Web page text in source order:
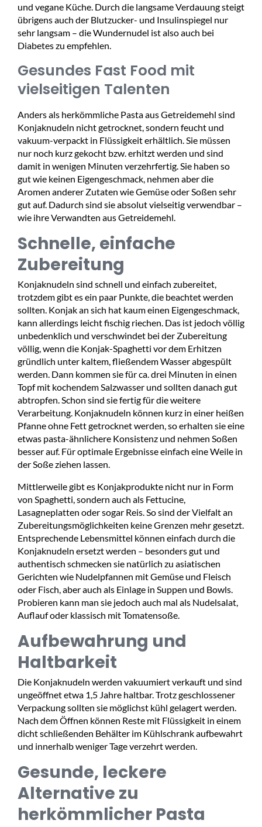
und vegane Küche. Durch die langsame Verdauung steigt
übrigens auch der Blutzucker- und Insulinspiegel nur
sehr langsam – die Wundernudel ist also auch bei
Diabetes zu empfehlen.
Gesundes Fast Food mit
vielseitigen Talenten
Anders als herkömmliche Pasta aus Getreidemehl sind
Konjaknudeln nicht getrocknet, sondern feucht und
vakuum-verpackt in Flüssigkeit erhältlich. Sie müssen
nur noch kurz gekocht bzw. erhitzt werden und sind
damit in wenigen Minuten verzehrfertig. Sie haben so
gut wie keinen Eigengeschmack, nehmen aber die
Aromen anderer Zutaten wie Gemüse oder Soßen sehr
gut auf. Dadurch sind sie absolut vielseitig verwendbar –
wie ihre Verwandten aus Getreidemehl.
Schnelle, einfache
Zubereitung
Konjaknudeln sind schnell und einfach zubereitet,
trotzdem gibt es ein paar Punkte, die beachtet werden
sollten. Konjak an sich hat kaum einen Eigengeschmack,
kann allerdings leicht fischig riechen. Das ist jedoch völlig
unbedenklich und verschwindet bei der Zubereitung
völlig, wenn die Konjak-Spaghetti vor dem Erhitzen
gründlich unter kaltem, fließendem Wasser abgespült
werden. Dann kommen sie für ca. drei Minuten in einen
Topf mit kochendem Salzwasser und sollten danach gut
abtropfen. Schon sind sie fertig für die weitere
Verarbeitung. Konjaknudeln können kurz in einer heißen
Pfanne ohne Fett getrocknet werden, so erhalten sie eine
etwas pasta-ähnlichere Konsistenz und nehmen Soßen
besser auf. Für optimale Ergebnisse einfach eine Weile in
der Soße ziehen lassen.
Mittlerweile gibt es Konjakprodukte nicht nur in Form
von Spaghetti, sondern auch als Fettucine,
Lasagneplatten oder sogar Reis. So sind der Vielfalt an
Zubereitungsmöglichkeiten keine Grenzen mehr gesetzt.
Entsprechende Lebensmittel können einfach durch die
Konjaknudeln ersetzt werden – besonders gut und
authentisch schmecken sie natürlich zu asiatischen
Gerichten wie Nudelpfannen mit Gemüse und Fleisch
oder Fisch, aber auch als Einlage in Suppen und Bowls.
Probieren kann man sie jedoch auch mal als Nudelsalat,
Auflauf oder klassisch mit Tomatensoße.
Aufbewahrung und
Haltbarkeit
Die Konjaknudeln werden vakuumiert verkauft und sind
ungeöffnet etwa 1,5 Jahre haltbar. Trotz geschlossener
Verpackung sollten sie möglichst kühl gelagert werden.
Nach dem Öffnen können Reste mit Flüssigkeit in einem
dicht schließenden Behälter im Kühlschrank aufbewahrt
und innerhalb weniger Tage verzehrt werden.
Gesunde, leckere
Alternative zu
herkömmlicher Pasta